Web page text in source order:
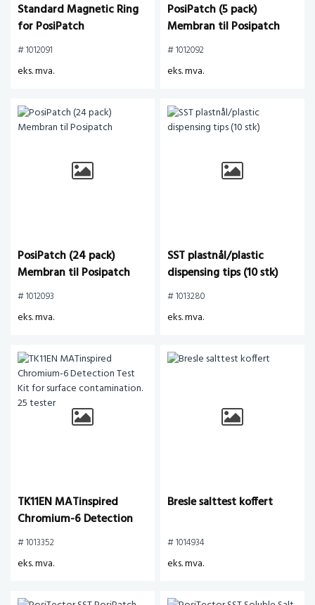
Standard Magnetic Ring
for PosiPatch
# 1012091
eks. mva.
PosiPatch (5 pack)
Membran til Posipatch
# 1012092
eks. mva.
PosiPatch (24 pack)
Membran til Posipatch
# 1012093
eks. mva.
SST plastnål/plastic
dispensing tips (10 stk)
# 1013280
eks. mva.
TK11EN MATinspired
Chromium-6 Detection
Test Kit for surface
# 1013352
eks. mva.
Bresle salttest koffert
# 1014934
eks. mva.